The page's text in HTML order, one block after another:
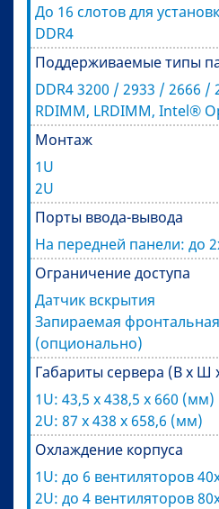
До 16 слотов для
DDR4
Поддерживаемые типы
DDR4 3200 / 2933 / 2666 /
RDIMM, LRDIMM, Intel®
Монтаж
1U
2U
Порты ввода-вывода
На передней панели: до
Ограничение доступа
Датчик вскрытия
Запираемая
(опционально)
Габариты сервера (В x Ш
1U: 43,5 x 438,5 x 660 (мм)
2U: 87 x 438 x 658,6 (мм)
Охлаждение корпуса
1U: до 6 вентиляторов
2U: до 4 вентиляторов